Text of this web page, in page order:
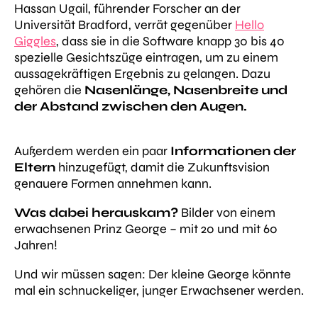
Hassan Ugail, führender Forscher an der
Universität Bradford, verrät gegenüber Hello
Giggles, dass sie in die Software knapp 30 bis 40
spezielle Gesichtszüge eintragen, um zu einem
aussagekräftigen Ergebnis zu gelangen. Dazu
gehören die Nasenlänge, Nasenbreite und
der Abstand zwischen den Augen.
Außerdem werden ein paar Informationen der
Eltern hinzugefügt, damit die Zukunftsvision
genauere Formen annehmen kann.
Was dabei herauskam? Bilder von einem
erwachsenen Prinz George – mit 20 und mit 60
Jahren!
Und wir müssen sagen: Der kleine George könnte
mal ein schnuckeliger, junger Erwachsener werden.